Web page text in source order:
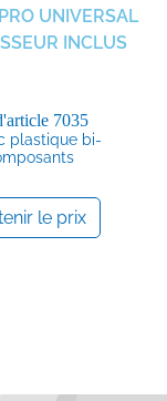
UNIVERSAL
INCLUS
7035
plastique bi-
le prix